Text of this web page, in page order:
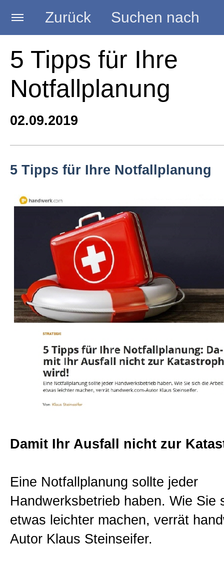
Zurück Suchen nach
Startseite
BLOG HANDWERK
Kategorien
Seminare
Vorträge
Beratungen
Bücher
Presse-Lounge
Kontakt
Newsletter
Impressum und
5 Tipps für Ihre
Notfallplanung
02.09.2019
5 Tipps für Ihre Notfallplanung
Damit Ihr Ausfall nicht zur
Eine Notfallplanung sollte jeder
Handwerksbetrieb haben. Wie Sie
etwas leichter machen, verrät
Autor Klaus Steinseifer.